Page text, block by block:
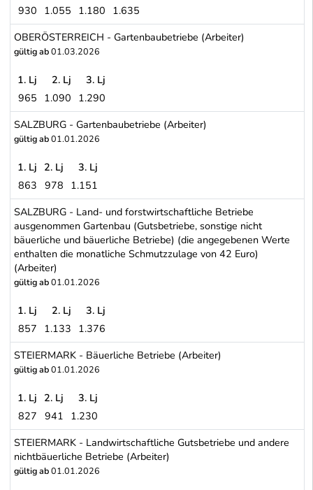
OBERÖSTERREICH - Landwirtschaftliche Gutsbetriebe und
930 1.055 1.180 1.635
OBERÖSTERREICH - Gartenbaubetriebe (Arbeiter)
gültig ab01.03.2026
OBERÖSTERREICH - Gartenbaubetriebe (Arbeiter)
1. Lj 2. Lj
3. Lj
965 1.090 1.290
SALZBURG - Gartenbaubetriebe (Arbeiter)
gültig ab01.01.2026
SALZBURG - Gartenbaubetriebe (Arbeiter)
1. Lj 2. Lj
3. Lj
863 978 1.151
SALZBURG - Land- und forstwirtschaftliche Betriebe
ausgenommen Gartenbau (Gutsbetriebe, sonstige nicht
bäuerliche und bäuerliche Betriebe) (die angegebenen Werte
enthalten die monatliche Schmutzzulage von 42 Euro)
(Arbeiter)
gültig ab01.01.2026
SALZBURG - Land- und forstwirtschaftliche Betriebe
1. Lj 2. Lj
3. Lj
857 1.133 1.376
STEIERMARK - Bäuerliche Betriebe (Arbeiter)
gültig ab01.01.2026
STEIERMARK - Bäuerliche Betriebe (Arbeiter)
1. Lj 2. Lj
3. Lj
827 941 1.230
STEIERMARK - Landwirtschaftliche Gutsbetriebe und andere
nichtbäuerliche Betriebe (Arbeiter)
gültig ab01.01.2026